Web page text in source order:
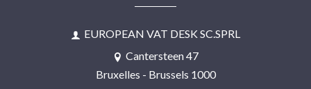
EUROPEAN VAT DESK SC.SPRL
Cantersteen 47
Bruxelles - Brussels 1000